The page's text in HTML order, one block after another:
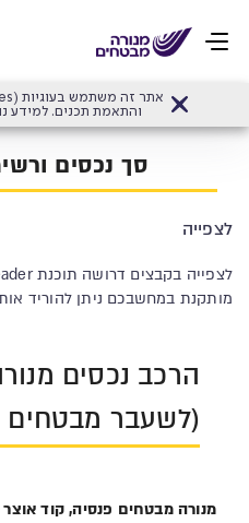
והתאמת תכנים. למידע
אודות מנורה מבטחים פנסיה וגמל בע"מ >
סך נכסים
לצפייה
מותקנת במחשבכם ניתן להוריד
הרכב נכסים
(לשעבר